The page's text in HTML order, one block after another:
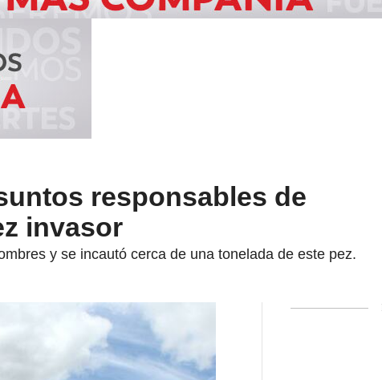
responsables de
invasor
y se incautó cerca de una tonelada de este pez.